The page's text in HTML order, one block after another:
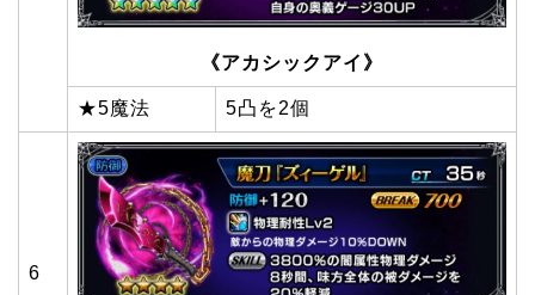
《アカシックアイ》
★5魔法 5凸を2個
6